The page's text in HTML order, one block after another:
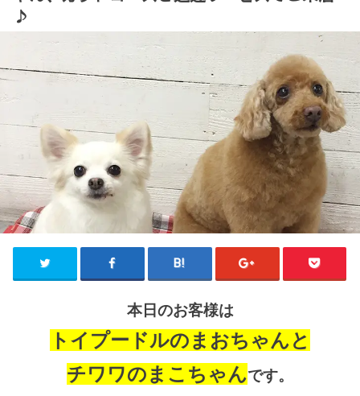
♪
本日のお客様は
トイプードルのまおちゃんと
チワワのまこちゃんです。